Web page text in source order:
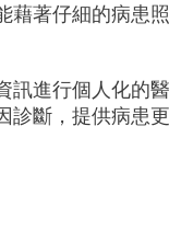
著仔細的病患
進行個人化的
斷，提供病患